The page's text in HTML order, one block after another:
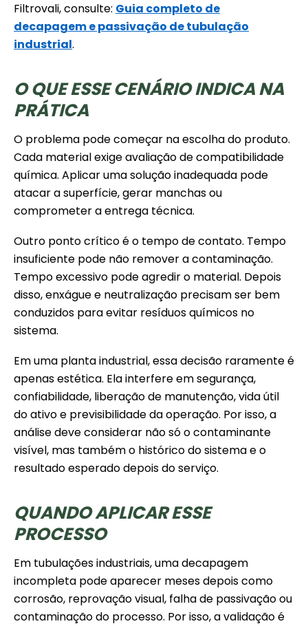
Filtrovali, consulte: Guia completo de
decapagem e passivação de tubulação
industrial.
O QUE ESSE CENÁRIO INDICA NA
PRÁTICA
O problema pode começar na escolha do produto.
Cada material exige avaliação de compatibilidade
química. Aplicar uma solução inadequada pode
atacar a superfície, gerar manchas ou
comprometer a entrega técnica.
Outro ponto crítico é o tempo de contato. Tempo
insuficiente pode não remover a contaminação.
Tempo excessivo pode agredir o material. Depois
disso, enxágue e neutralização precisam ser bem
conduzidos para evitar resíduos químicos no
sistema.
Em uma planta industrial, essa decisão raramente é
apenas estética. Ela interfere em segurança,
confiabilidade, liberação de manutenção, vida útil
do ativo e previsibilidade da operação. Por isso, a
análise deve considerar não só o contaminante
visível, mas também o histórico do sistema e o
resultado esperado depois do serviço.
QUANDO APLICAR ESSE
PROCESSO
Em tubulações industriais, uma decapagem
incompleta pode aparecer meses depois como
corrosão, reprovação visual, falha de passivação ou
contaminação do processo. Por isso, a validação é